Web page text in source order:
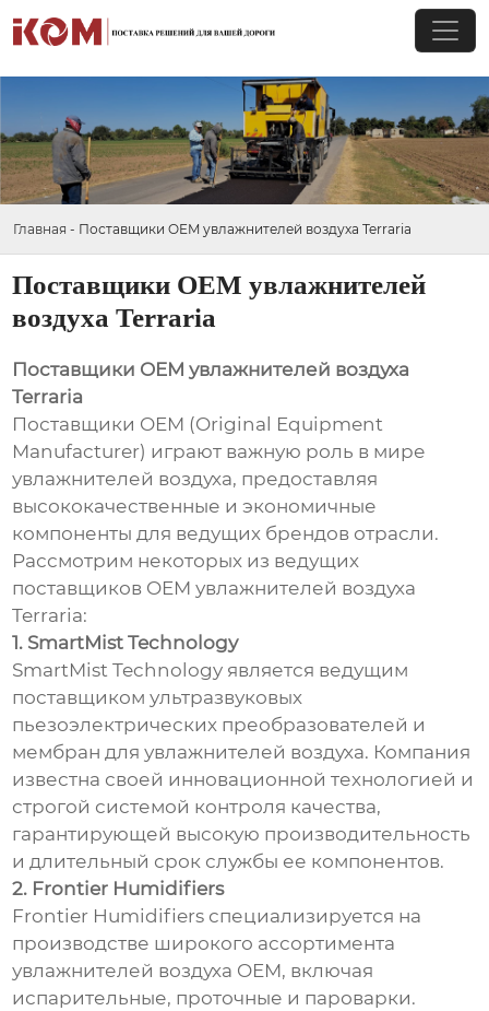
Главная - Поставщики OEM увлажнителей воздуха Terraria
Поставщики OEM увлажнителей
воздуха Terraria
Поставщики OEM увлажнителей воздуха
Terraria
Поставщики OEM (Original Equipment
Manufacturer) играют важную роль в мире
увлажнителей воздуха, предоставляя
высококачественные и экономичные
компоненты для ведущих брендов отрасли.
Рассмотрим некоторых из ведущих
поставщиков OEM увлажнителей воздуха
Terraria:
1. SmartMist Technology
SmartMist Technology является ведущим
поставщиком ультразвуковых
пьезоэлектрических преобразователей и
мембран для увлажнителей воздуха. Компания
известна своей инновационной технологией и
строгой системой контроля качества,
гарантирующей высокую производительность
и длительный срок службы ее компонентов.
2. Frontier Humidifiers
Frontier Humidifiers специализируется на
производстве широкого ассортимента
увлажнителей воздуха OEM, включая
испарительные, проточные и пароварки.